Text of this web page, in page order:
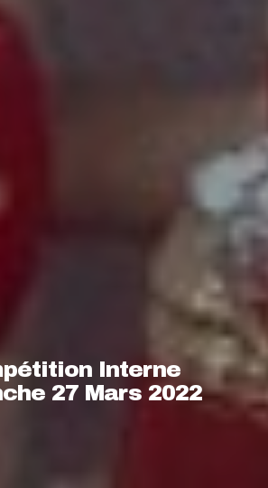
Interne
27 Mars 2022